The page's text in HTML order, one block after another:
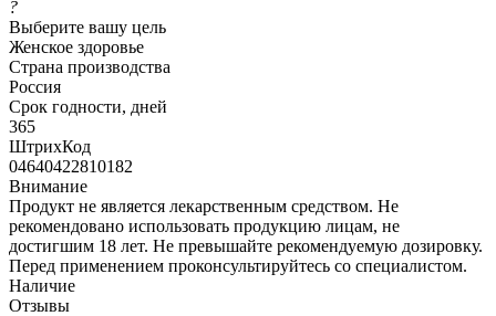
?
Выберите вашу цель
Женское здоровье
Страна производства
Россия
Срок годности, дней
365
ШтрихКод
04640422810182
Внимание
Продукт не является лекарственным средством. Не
рекомендовано использовать продукцию лицам, не
достигшим 18 лет. Не превышайте рекомендуемую дозировку.
Перед применением проконсультируйтесь со специалистом.
Наличие
Отзывы